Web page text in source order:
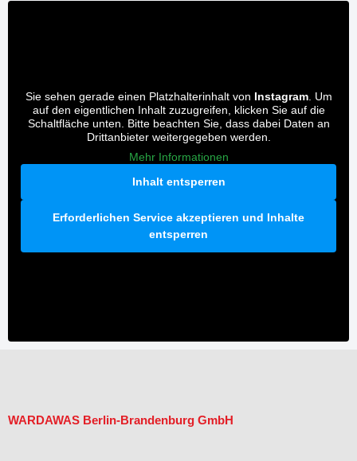
Sie sehen gerade einen Platzhalterinhalt von Instagram. Um
auf den eigentlichen Inhalt zuzugreifen, klicken Sie auf die
Schaltfläche unten. Bitte beachten Sie, dass dabei Daten an
Drittanbieter weitergegeben werden.
Mehr Informationen
Inhalt entsperren
Erforderlichen Service akzeptieren und Inhalte
entsperren
WARDAWAS Berlin-Brandenburg GmbH